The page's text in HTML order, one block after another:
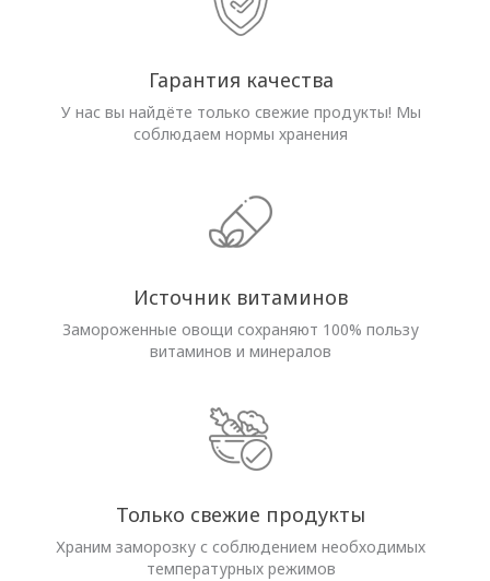
Гарантия качества
У нас вы найдёте только свежие продукты! Мы
соблюдаем нормы хранения
Источник витаминов
Замороженные овощи сохраняют 100% пользу
витаминов и минералов
Только свежие продукты
Храним заморозку с соблюдением необходимых
температурных режимов